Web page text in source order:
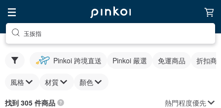
玉扳指
Pinkoi 跨境直送 Pinkoi 嚴選 免運商品 折扣商
風格 材質 顏色
找到 305 件商品 熱門程度優先